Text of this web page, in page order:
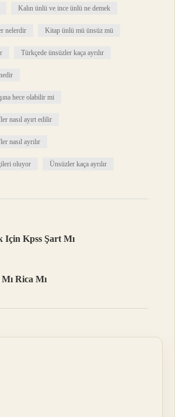
Kalın ünlü ve ince ünlü ne demek
nelerdir Kitap ünlü mü ünsüz mü
Türkçede ünsüzler kaça ayrılır
hece olabilir mi
nasıl ayırt edilir
nasıl ayrılır
oluyor Ünsüzler kaça ayrılır
Için Kpss Şart Mı
Rica Mı